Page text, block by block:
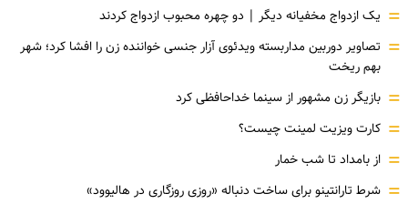
= یک ازدواج مخفیانه دیگر | دو چهره محبوب ازدواج کردند
= تصاویر دوربین مداربسته ویدئوی آزار جنسی خواننده زن را افشا کرد؛ شهر
بهم ریخت
= بازیگر زن مشهور از سینما خداحافظی کرد
= کارت ویزیت لمینت چیست؟
= از بامداد تا شب خمار
= شرط تارانتینو برای ساخت دنباله «روزی روزگاری در هالیوود»